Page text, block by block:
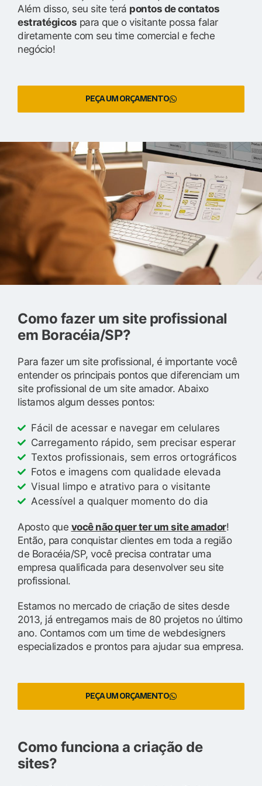
Além disso, seu site terá pontos de contatos
estratégicos para que o visitante possa falar
diretamente com seu time comercial e feche
negócio!
PEÇA UM ORÇAMENTO
Como fazer um site profissional
em Boracéia/SP?
Para fazer um site profissional, é importante você
entender os principais pontos que diferenciam um
site profissional de um site amador. Abaixo
listamos algum desses pontos:
Fácil de acessar e navegar em celulares
Carregamento rápido, sem precisar esperar
Textos profissionais, sem erros ortográficos
Fotos e imagens com qualidade elevada
Visual limpo e atrativo para o visitante
Acessível a qualquer momento do dia
Aposto que você não quer ter um site amador!
Então, para conquistar clientes em toda a região
de Boracéia/SP, você precisa contratar uma
empresa qualificada para desenvolver seu site
profissional.
Estamos no mercado de criação de sites desde
2013, já entregamos mais de 80 projetos no último
ano. Contamos com um time de webdesigners
especializados e prontos para ajudar sua empresa.
PEÇA UM ORÇAMENTO
Como funciona a criação de
sites?